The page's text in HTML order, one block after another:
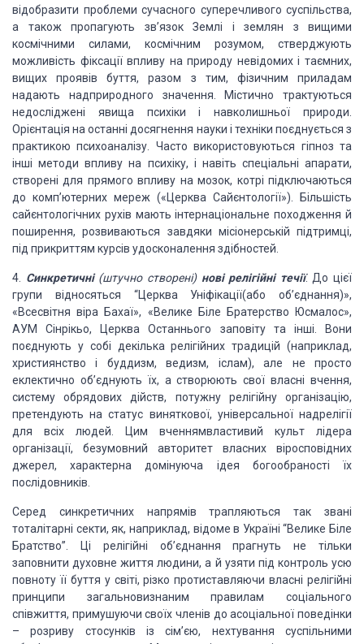
відобразити проблеми сучасного суперечливого суспільства,
а також пропагують зв’язок Землі і землян з вищими
космічними силами, космічним розумом, стверджують
можливість фіксації впливу наприроду невідомих і таємних,
вищих проявів буття, разом з тим,
фізичним приладам
надають надприродного значення . Містично трактуються
недосліджені явища психіки і навколишньої природи.
Орієнтація на останні досягнення науки і техніки поєднується з
практикою психоаналізу. Часто використовуються гіпноз та
інші методи впливу на психіку, і навіть спеціальні апарати,
створені для прямого впливу на мозок, котрі підключаються
до комп’ютерних мереж («Церква Сайєнтології»). Більшість
сайєнтологічних рухів мають інтернаціональне походження й
поширення, розвиваються завдяки місіонерській підтримці,
під прикриттям курсів удосконалення здібностей.
4. Синкретичні (штучно створені)нові релігійні течії. До цієї
групи відносяться “Церква Уніфікації(або об’єднання)»,
«Всесвітня віра
Бахаї», «Велике Біле Братерство Юсмалос»,
АУМ Сінрікьо, Церква Останнього заповіту та інші. Вони
поєднують у собі декілька релігійних традицій (наприклад,
християнство і буддизм, ведизм, іслам), але не просто
еклектично об’єднують їх, а створюють свої власні вчення,
систему обрядових дійств, потужну релігійну організацію,
претендують на статус виняткової, універсальної надрелігії
для всіх людей. Цим вченнямвластивий культ лідера
організації, безумовний авторитет власних віросповідних
джерел, характерна домінуюча ідея богообраності їх
послідовників.
Серед синкретичних напрямів трапляються так звані
тоталітарні секти, як, наприклад, відоме в Україні “Велике Біле
Братство”. Ці релігійні об’єднання прагнуть не тільки
заповнити духовне життя людини, а й узяти під контроль усю
повноту її буття усвіті, різко протиставляючи власні релігійні
принципи загальновизнаним правилам соціального
співжиття, примушуючи своїх членів до асоціальної поведінки
– розриву стосунків із сім’єю, нехтування суспільними